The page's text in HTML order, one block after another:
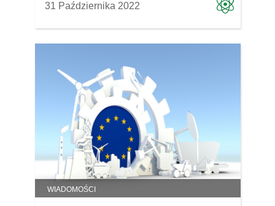
31 Października 2022
WIADOMOŚCI